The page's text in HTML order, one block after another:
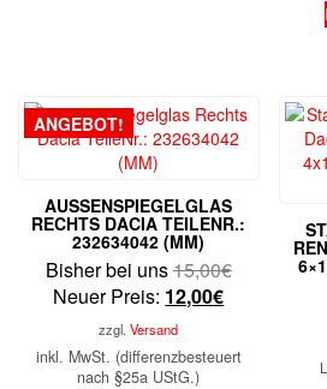
ANGEBOT!
AUSSENSPIEGELGLAS
RECHTS DACIA TEILENR.:
232634042 (MM)
Bisher bei uns15,00€
15,00€
Neuer Preis: 12,00€Aktueller
ist:
zzgl.Versand
inkl. MwSt. (differenzbesteuert
nach §25a UStG.)